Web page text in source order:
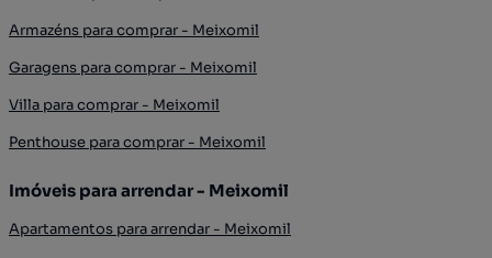
Armazéns para comprar - Meixomil
Garagens para comprar - Meixomil
Villa para comprar - Meixomil
Penthouse para comprar - Meixomil
Imóveis para arrendar - Meixomil
Apartamentos para arrendar - Meixomil